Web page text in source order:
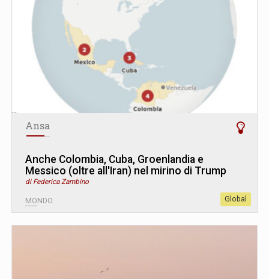
Ansa
Anche Colombia, Cuba, Groenlandia e
Messico (oltre all'Iran) nel mirino di Trump
di Federica Zambino
MONDO Global